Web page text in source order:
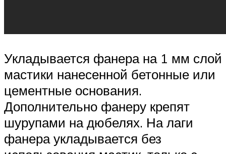
Укладывается фанера на 1 мм слой
мастики нанесенной бетонные или
цементные основания.
Дополнительно фанеру крепят
шурупами на дюбелях. На лаги
фанера укладывается без